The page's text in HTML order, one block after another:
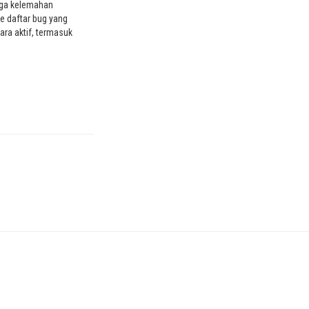
kelemahan
daftar bug yang
aktif, termasuk
Windows sesuai